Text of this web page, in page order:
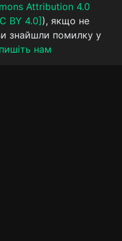
Attribution 4.0
BY 4.0] ), якщо не
знайшли помилку у
нам